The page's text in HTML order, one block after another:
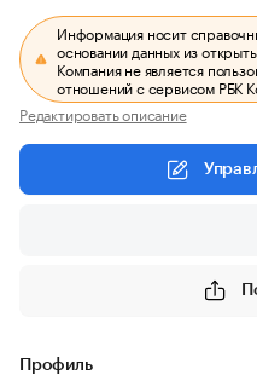
Информация носит
основании данных из
Компания не является
отношений с сервисом РБК
Редактировать описание
Профиль